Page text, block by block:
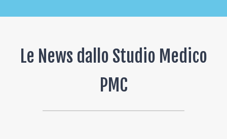
Le News dallo Studio Medico
PMC